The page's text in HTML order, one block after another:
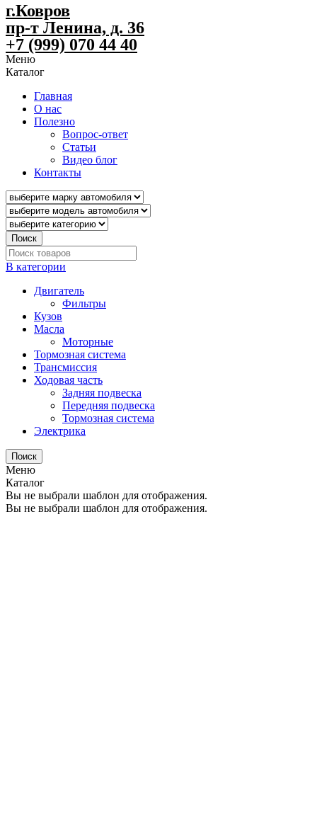
г.Ковров
пр-т Ленина, д. 36
+7 (999) 070 44 40
Меню
Каталог
Главная
О нас
Полезно
Вопрос-ответ
Статьи
Видео блог
Контакты
Поиск
В категории
Двигатель
Фильтры
Кузов
Масла
Моторные
Тормозная система
Трансмиссия
Ходовая часть
Задняя подвеска
Передняя подвеска
Тормозная система
Электрика
Поиск
Меню
Каталог
Вы не выбрали шаблон для отображения.
Вы не выбрали шаблон для отображения.